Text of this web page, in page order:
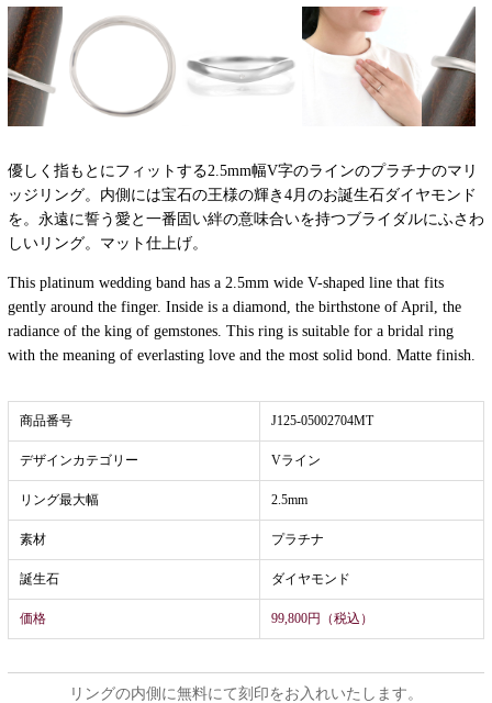
優しく指もとにフィットする2.5mm幅V字のラインのプラチナのマリ
ッジリング。内側には宝石の王様の輝き4月のお誕生石ダイヤモンド
を。永遠に誓う愛と一番固い絆の意味合いを持つブライダルにふさわ
しいリング。マット仕上げ。
This platinum wedding band has a 2.5mm wide V-shaped line that fits
gently around the finger. Inside is a diamond, the birthstone of April, the
radiance of the king of gemstones. This ring is suitable for a bridal ring
with the meaning of everlasting love and the most solid bond. Matte finish.
商品番号 J125-05002704MT
デザインカテゴリー Vライン
リング最大幅 2.5mm
素材 プラチナ
誕生石 ダイヤモンド
価格 99,800円（税込）
リングの内側に無料にて刻印をお入れいたします。